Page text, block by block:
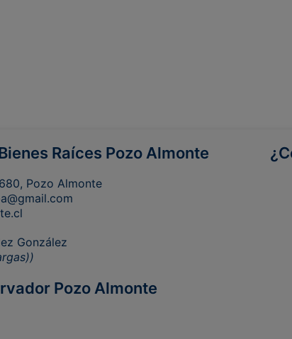
Raíces Pozo Almonte
Pozo Almonte
González
Pozo Almonte